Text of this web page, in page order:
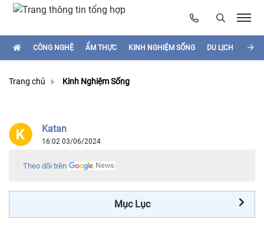
CÔNG NGHỆ ẨM THỰC KINH NGHIỆM SỐNG DU LỊCH
Trang chủ Kinh Nghiệm Sống
Katan
16:02 03/06/2024
Theo dõi trên
Mục Lục